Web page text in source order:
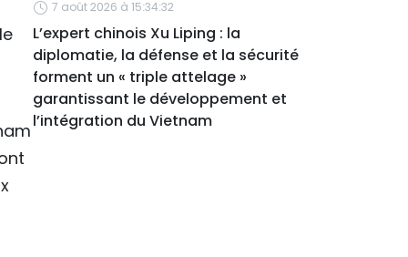
7 août 2026 à 15:34:32
L’expert chinois Xu Liping : la
diplomatie, la défense et la sécurité
forment un « triple attelage »
garantissant le développement et
l’intégration du Vietnam